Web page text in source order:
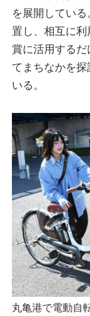
を展開してい
置し、相互に
賞に活用する
てまちなかを
いる。
丸亀港で電動自